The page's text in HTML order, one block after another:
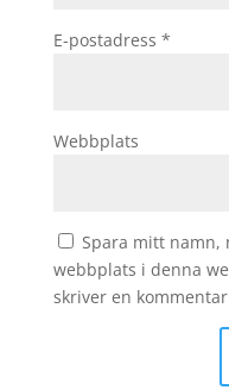
E-postadress *
Webbplats
Spara mitt namn,
webbplats i denna
skriver en